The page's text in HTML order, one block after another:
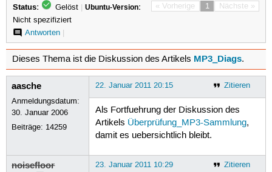
« Vorherige 1 Nächste »
Status: Gelöst | Ubuntu-Version:
Nicht spezifiziert
Antworten|
Dieses Thema ist die Diskussion des Artikels MP3_Diags.
aasche
Anmeldungsdatum:
30. Januar 2006
Beiträge: 14259
Zitieren
22. Januar 2011 20:15
Als Fortfuehrung der Diskussion des
Artikels Überprüfung_MP3-Sammlung,
damit es uebersichtlich bleibt.
noisefloor Zitieren
23. Januar 2011 10:29